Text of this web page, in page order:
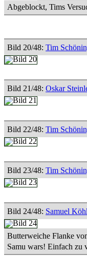
Abgeblockt, Tims
Bild 20/48: Tim
Bild 21/48: Oskar
Bild 22/48: Tim
Bild 23/48: Tim
Bild 24/48: Samuel
Butterweiche Flanke
Samu wars! Einfach zu